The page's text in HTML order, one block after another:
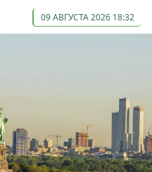
09 АВГУСТА 2026 18:32